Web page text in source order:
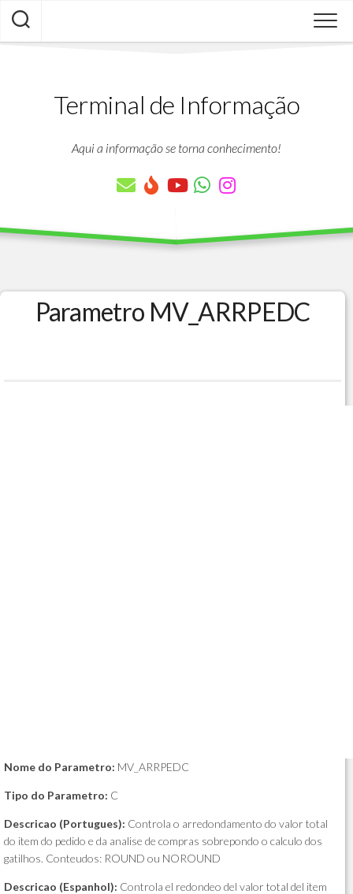
Skip
content
Terminal de Informação
Aqui a informação se torna conhecimento!
Parametro MV_ARRPEDC
Nome do Parametro: MV_ARRPEDC
Tipo do Parametro: C
Descricao (Portugues): Controla o arredondamento do valor total
do item do pedido e da analise de compras sobrepondo o calculo dos
gatilhos. Conteudos: ROUND ou NOROUND
Descricao (Espanhol): Controla el redondeo del valor total del item